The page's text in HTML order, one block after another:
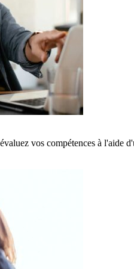
vos compétences à l'aide